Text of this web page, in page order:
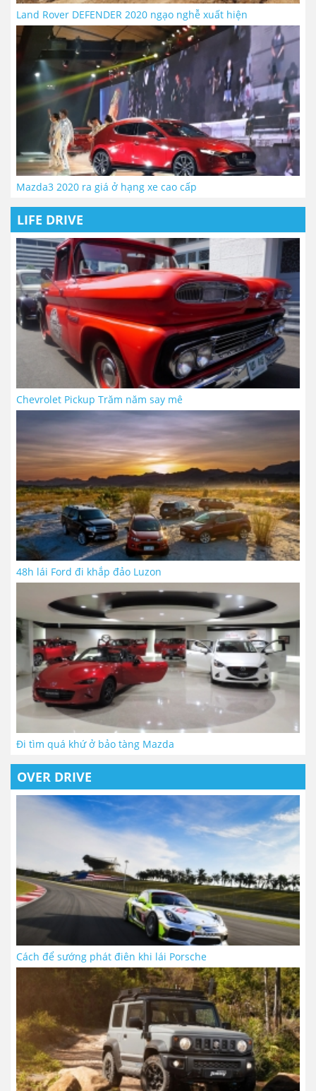
Land Rover DEFENDER 2020 ngạo nghễ xuất hiện
Mazda3 2020 ra giá ở hạng xe cao cấp
LIFE DRIVE
Chevrolet Pickup Trăm năm say mê
48h lái Ford đi khắp đảo Luzon
Đi tìm quá khứ ở bảo tàng Mazda
OVER DRIVE
Cách để sướng phát điên khi lái Porsche